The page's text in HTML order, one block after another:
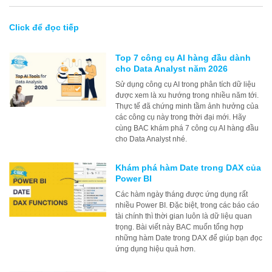
Click để đọc tiếp
Top 7 công cụ AI hàng đầu dành
cho Data Analyst năm 2026
Sử dụng công cụ AI trong phân tích dữ liệu
được xem là xu hướng trong nhiều năm tới.
Thực tế đã chứng minh tầm ảnh hưởng của
các công cụ này trong thời đại mới. Hãy
cùng BAC khám phá 7 công cụ AI hàng đầu
cho Data Analyst nhé.
Khám phá hàm Date trong DAX của
Power BI
Các hàm ngày tháng được ứng dụng rất
nhiều Power BI. Đặc biệt, trong các báo cáo
tài chính thì thời gian luôn là dữ liệu quan
trọng. Bài viết này BAC muốn tổng hợp
những hàm Date trong DAX để giúp bạn đọc
ứng dụng hiệu quả hơn.